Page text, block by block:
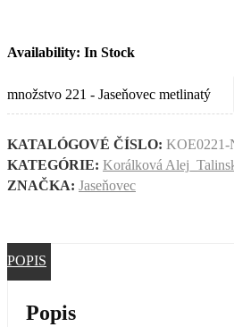
Availability: In Stock
množstvo 221 - Jaseňovec metlinatý
KATALÓGOVÉ ČÍSLO: KOE0221-
KATEGÓRIE: Korálková
ZNAČKA: Jaseňovec
POPIS
Popis